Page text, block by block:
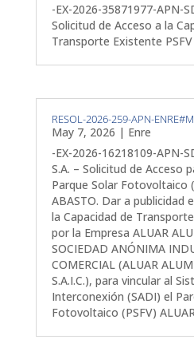
-EX-2026-35871977-APN-
Solicitud de Acceso a la
Transporte Existente
RESOL-2026-259-APN-
May 7, 2026 | Enre
-EX-2026-16218109-APN-
S.A. – Solicitud de Acceso
Parque Solar Fotovoltaico
ABASTO. Dar a publicidad
la Capacidad de
por la Empresa ALUAR
SOCIEDAD ANÓNIMA
COMERCIAL (ALUAR
S.A.I.C.), para vincular al
Interconexión (SADI) el
Fotovoltaico (PSFV)